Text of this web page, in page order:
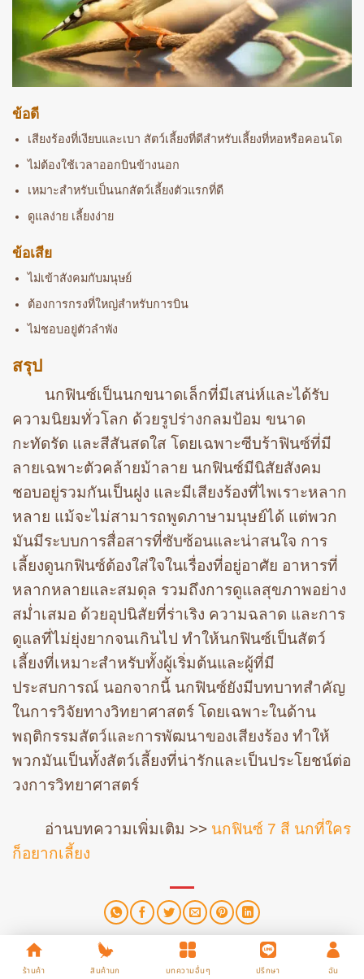
ข้อดี
เสียงร้องที่เงียบและเบา สัตว์เลี้ยงที่ดีสำหรับเลี้ยงที่หอหรือคอนโด
ไม่ต้องใช้เวลาออกบินข้างนอก
เหมาะสำหรับเป็นนกสัตว์เลี้ยงตัวแรกที่ดี
ดูแลง่าย เลี้ยงง่าย
ข้อเสีย
ไม่เข้าสังคมกับมนุษย์
ต้องการกรงที่ใหญ่สำหรับการบิน
ไม่ชอบอยู่ตัวลำพัง
สรุป
นกฟินซ์เป็นนกขนาดเล็กที่มีเสน่ห์และได้รับ
ความนิยมทั่วโลก ด้วยรูปร่างกลมป้อม ขนาด
กะทัดรัด และสีสันสดใส โดยเฉพาะซีบร้าฟินซ์ที่มี
ลายเฉพาะตัวคล้ายม้าลาย นกฟินซ์มีนิสัยสังคม
ชอบอยู่รวมกันเป็นฝูง และมีเสียงร้องที่ไพเราะหลาก
หลาย แม้จะไม่สามารถพูดภาษามนุษย์ได้ แต่พวก
มันมีระบบการสื่อสารที่ซับซ้อนและน่าสนใจ การ
เลี้ยงดูนกฟินซ์ต้องใส่ใจในเรื่องที่อยู่อาศัย อาหารที่
หลากหลายและสมดุล รวมถึงการดูแลสุขภาพอย่าง
สม่ำเสมอ ด้วยอุปนิสัยที่ร่าเริง ความฉลาด และการ
ดูแลที่ไม่ยุ่งยากจนเกินไป ทำให้นกฟินซ์เป็นสัตว์
เลี้ยงที่เหมาะสำหรับทั้งผู้เริ่มต้นและผู้ที่มี
ประสบการณ์ นอกจากนี้ นกฟินซ์ยังมีบทบาทสำคัญ
ในการวิจัยทางวิทยาศาสตร์ โดยเฉพาะในด้าน
พฤติกรรมสัตว์และการพัฒนาของเสียงร้อง ทำให้
พวกมันเป็นทั้งสัตว์เลี้ยงที่น่ารักและเป็นประโยชน์ต่อ
วงการวิทยาศาสตร์
อ่านบทความเพิ่มเติม >> นกฟินซ์ 7 สี นกที่ใคร
ก็อยากเลี้ยง
ร้านค้า สินค้านก บทความอื่นๆ ปรึกษา ฉัน
This entry was posted in ข้อควรรู้เกี่ยวกับนก . Bookmark the permalink